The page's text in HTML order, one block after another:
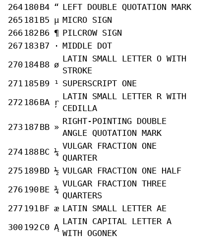
264 180B4 “ LEFT DOUBLE QUOTATION MARK
265 181 B5 µ MICRO SIGN
266 182 B6 ¶ PILCROW SIGN
267 183 B7 · MIDDLE DOT
270 184B8 ø
LATIN SMALL LETTER O WITH
STROKE
271 185 B9 ¹ SUPERSCRIPT ONE
272 186 BA ŗ
LATIN SMALL LETTER R WITH
CEDILLA
273 187 BB »
RIGHT-POINTING DOUBLE
ANGLE QUOTATION MARK
274 188BC ¼
VULGAR FRACTION ONE
QUARTER
275 189 BD ½ VULGAR FRACTION ONE HALF
276 190BE ¾
VULGAR FRACTION THREE
QUARTERS
277 191 BF æ LATIN SMALL LETTER AE
300 192 C0 Ą
LATIN CAPITAL LETTER A
WITH OGONEK